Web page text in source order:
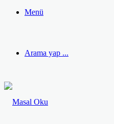
Menü
Arama yap ...